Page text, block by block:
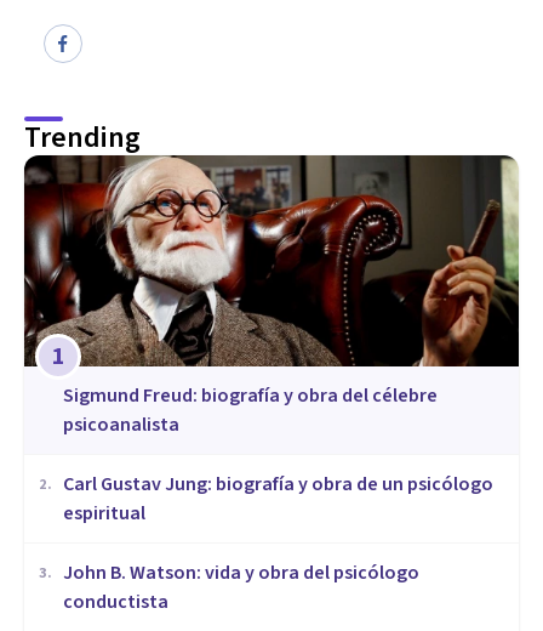
Trending
1
Sigmund Freud: biografía y obra del célebre
psicoanalista
2.
​Carl Gustav Jung: biografía y obra de un psicólogo
espiritual
3. John B. Watson: vida y obra del psicólogo
conductista